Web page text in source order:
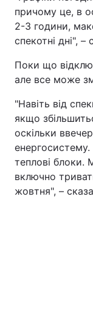
причому це, в
2-3 години,
спекотні дні",
Поки що
але все може
"Навіть від
якщо
оскільки
енергосистему.
теплові блоки.
включно
жовтня", –